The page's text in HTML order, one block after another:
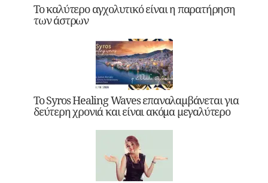
Το καλύτερο αγχολυτικό είναι η παρατήρηση
των άστρων
Το Syros Healing Waves επαναλαμβάνεται για
δεύτερη χρονιά και είναι ακόμα μεγαλύτερο